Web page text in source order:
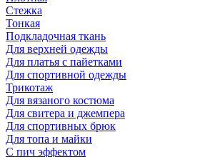
Стежка
Тонкая
Подкладочная ткань
Для верхней одежды
Для платья с пайетками
Для спортивной одежды
Трикотаж
Для вязаного костюма
Для свитера и джемпера
Для спортивных брюк
Для топа и майки
С пич эффектом